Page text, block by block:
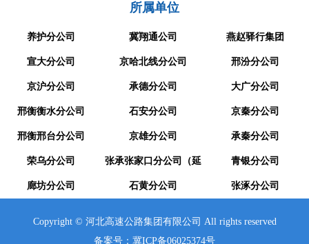
所属单位
养护分公司 冀翔通公司 燕赵驿行集团
宣大分公司 京哈北线分公司 邢汾分公司
京沪分公司 承德分公司 大广分公司
邢衡衡水分公司 石安分公司 京秦分公司
邢衡邢台分公司 京雄分公司 承秦分公司
荣乌分公司 张承张家口分公司（延
崇分公司）
青银分公司
廊坊分公司 石黄分公司 张涿分公司
Copyright © 河北高速公路集团有限公司 All rights reserved
备案号：冀ICP备06025374号